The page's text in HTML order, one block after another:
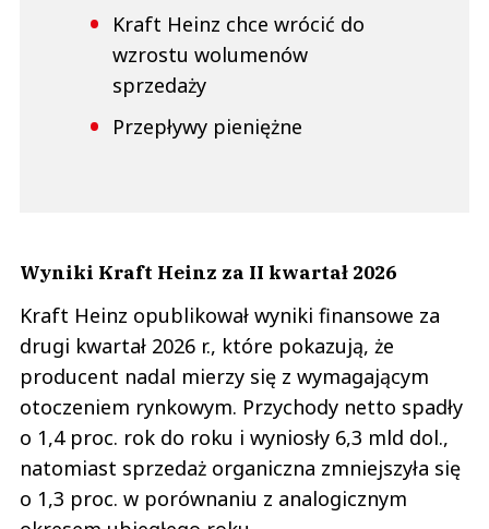
Kraft Heinz chce wrócić do
wzrostu wolumenów
sprzedaży
Przepływy pieniężne
Wyniki Kraft Heinz za II kwartał 2026
Kraft Heinz opublikował wyniki finansowe za
drugi kwartał 2026 r., które pokazują, że
producent nadal mierzy się z wymagającym
otoczeniem rynkowym. Przychody netto spadły
o 1,4 proc. rok do roku i wyniosły 6,3 mld dol.,
natomiast sprzedaż organiczna zmniejszyła się
o 1,3 proc. w porównaniu z analogicznym